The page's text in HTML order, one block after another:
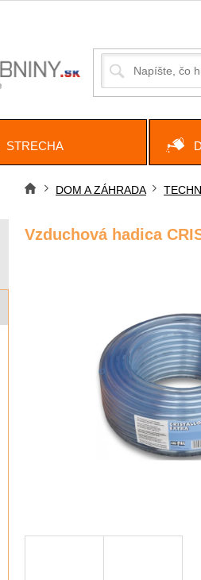
STRECHA
DOM A ZÁHRADA
Vzduchová hadica